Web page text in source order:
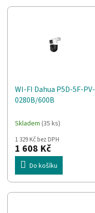
WI-FI Dahua P5D-5F-PV-
0280B/600B
Skladem (35 ks)
1 329 Kč bez DPH
1 608 Kč
Do košíku